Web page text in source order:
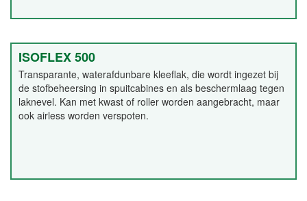
ISOFLEX 500
Transparante, waterafdunbare kleeflak, die wordt ingezet bij
de stofbeheersing in spuitcabines en als beschermlaag tegen
laknevel. Kan met kwast of roller worden aangebracht, maar
ook airless worden verspoten.